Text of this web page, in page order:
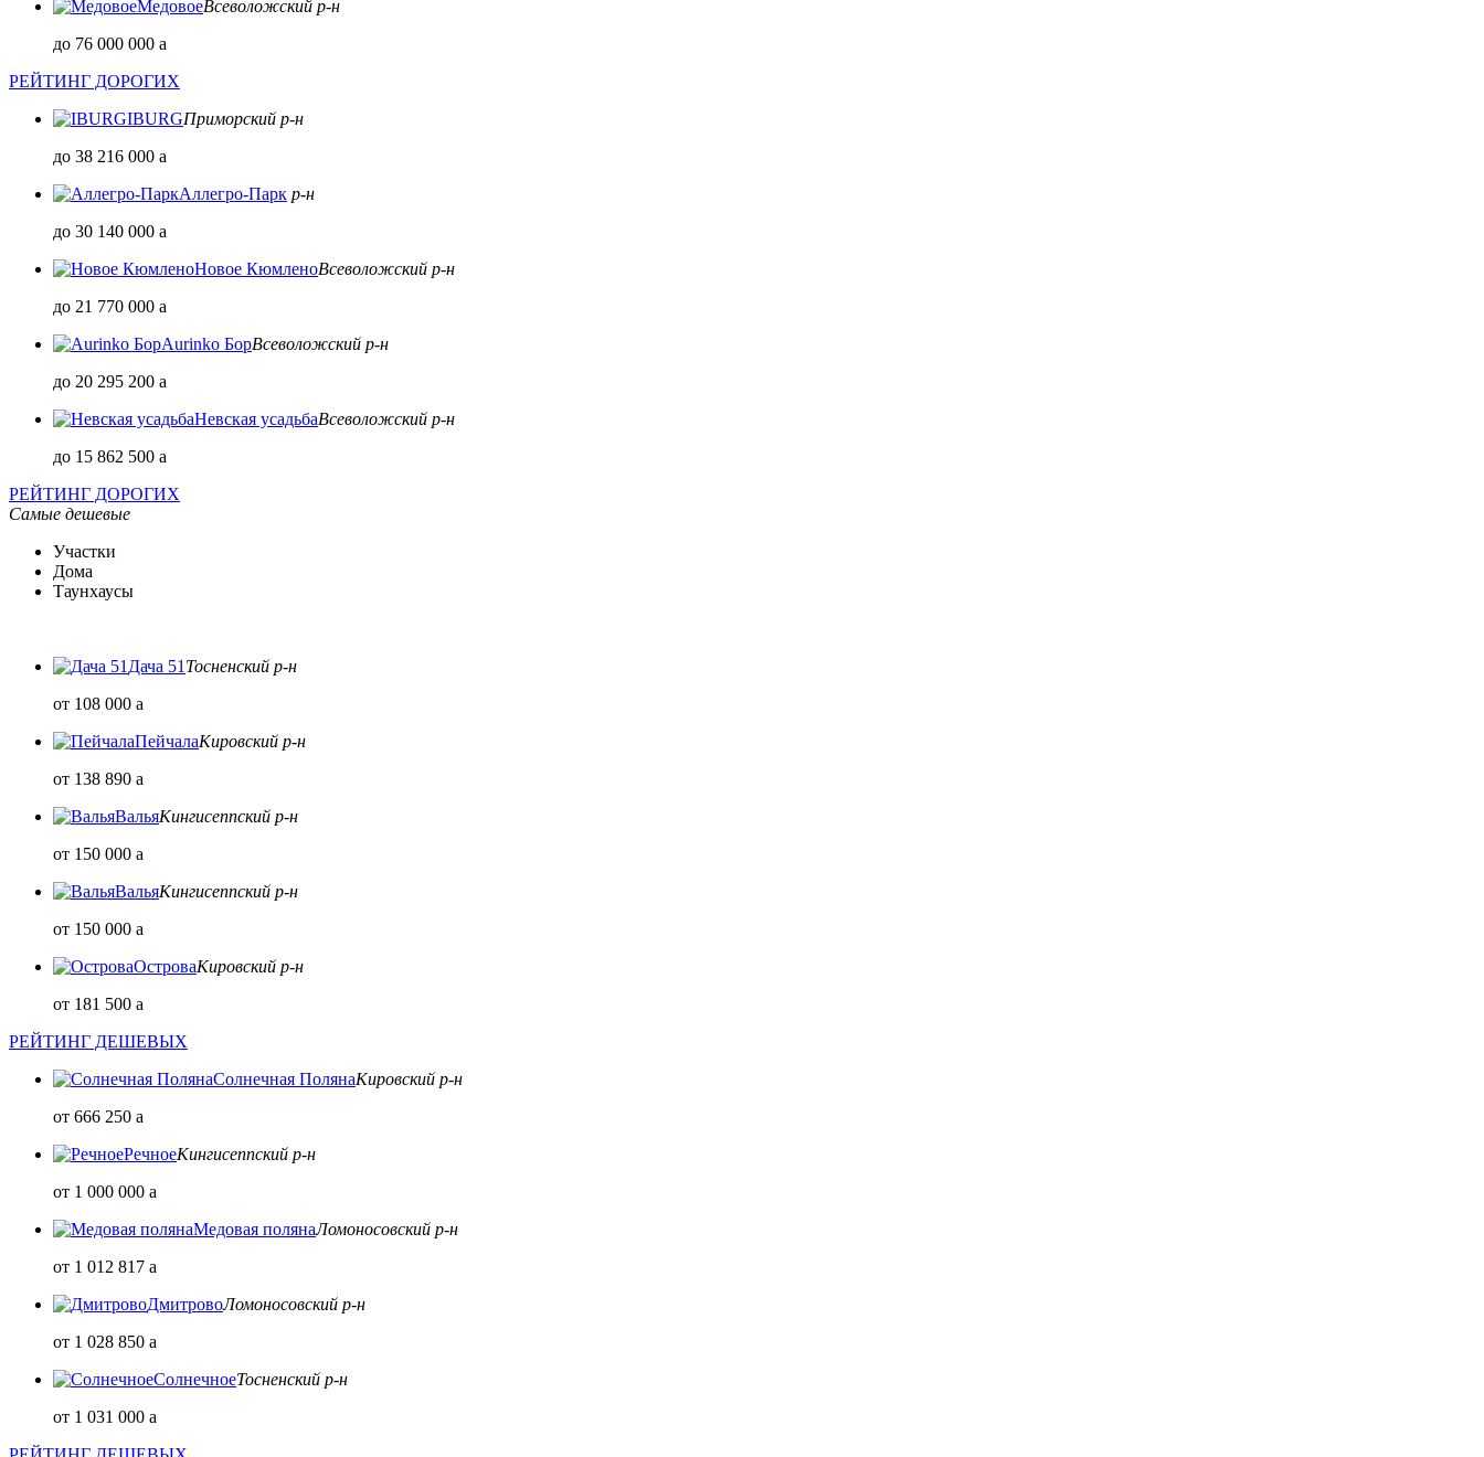
МедовоеВсеволожский р-н
до 76 000 000 a
РЕЙТИНГ ДОРОГИХ
IBURGПриморский р-н
до 38 216 000 a
Аллегро-Парк р-н
до 30 140 000 a
Новое КюмленоВсеволожский р-н
до 21 770 000 a
Aurinko БорВсеволожский р-н
до 20 295 200 a
Невская усадьбаВсеволожский р-н
до 15 862 500 a
РЕЙТИНГ ДОРОГИХ
Самые дешевые
Участки
Дома
Таунхаусы
Дача 51 Тосненский р-н
от 108 000 a
ПейчалаКировский р-н
от 138 890 a
ВальяКингисеппский р-н
от 150 000 a
ВальяКингисеппский р-н
от 150 000 a
ОстроваКировский р-н
от 181 500 a
РЕЙТИНГ ДЕШЕВЫХ
Солнечная ПолянаКировский р-н
от 666 250 a
РечноеКингисеппский р-н
от 1 000 000 a
Медовая полянаЛомоносовский р-н
от 1 012 817 a
ДмитровоЛомоносовский р-н
от 1 028 850 a
СолнечноеТосненский р-н
от 1 031 000 a